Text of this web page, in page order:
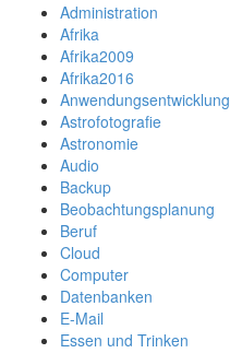
Administration
Afrika
Afrika2009
Afrika2016
Anwendungsentwicklung
Astrofotografie
Astronomie
Audio
Backup
Beobachtungsplanung
Beruf
Cloud
Computer
Datenbanken
E-Mail
Essen und Trinken